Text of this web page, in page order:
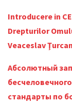
Introducere in
Drepturilor
Veaceslav Ţurcan
Абсолютный
стандарты по